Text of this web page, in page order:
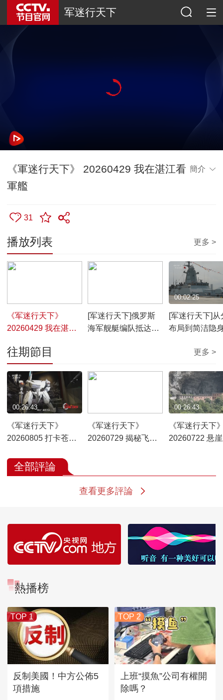
军迷行天下
《軍迷行天下》 20260429 我在湛江看
軍艦
簡介
31
播放列表 更多 >
《军迷行天下》
20260429 我在湛江
[军迷行天下]俄罗斯
海军舰艇编队抵达湛
[军迷行天下]从
布局到简洁隐
俄海军舰艇设
00:02:25
往期節目 更多 >
《军迷行天下》
20260805 打卡苍穹
展
00:26:43
《军迷行天下》
20260729 揭秘飞行
《军迷行天下
20260722 悬
00:26:43
全部評論
查看更多評論
熱播榜
TOP 1
反制美國！中方公佈5
項措施
TOP 2
上班“摸魚”公司有權開
除嗎？